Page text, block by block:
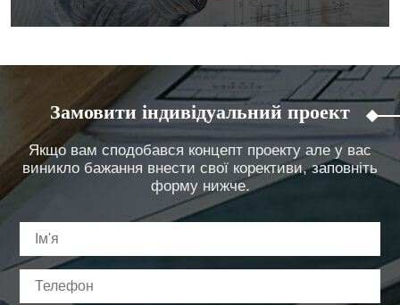
Замовити індивідуальний проект
Якщо вам сподобався концепт проекту але у вас
виникло бажання внести свої корективи, заповніть
форму нижче.